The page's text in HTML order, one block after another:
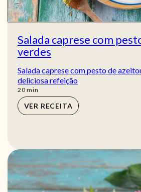
Salada caprese com
verdes
Salada caprese com pesto de
deliciosa refeição
20min
min
VER RECEITA